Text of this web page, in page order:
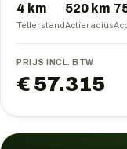
4 km
Tellerstand
520 km
Actieradius
PRIJS INCL. BTW
€ 57.315